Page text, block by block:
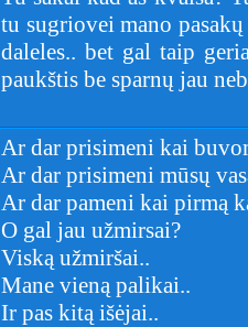
tu sugriovei mano
daleles.. bet gal taip
paukštis be sparnų jau
Ar dar prisimeni kai
Ar dar prisimeni mūsų
Ar dar pameni kai pirmą
O gal jau užmirsai?
Viską užmiršai..
Mane vieną palikai..
Ir pas kitą išėjai..